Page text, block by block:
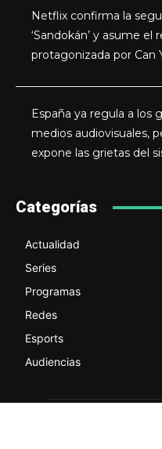
Netflix confirma la
‘Sandokán’ y asume el
protagonizada por Can
España ya regula a los
medios audiovisuales,
expone las grietas del
Categorías
Actualidad
Series
Programas
Redes
Esports
Audiencias